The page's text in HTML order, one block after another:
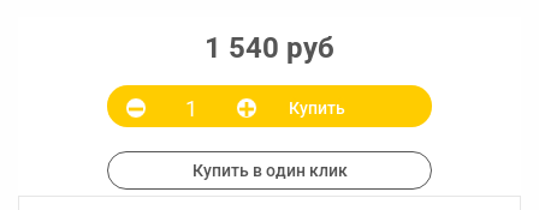
1 540 руб
Купить
Купить в один клик